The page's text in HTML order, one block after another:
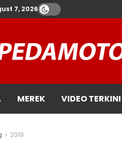
7, 2026
MEREK VIDEO TERKINI
2019